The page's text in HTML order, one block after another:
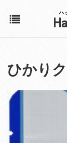
ハ
アカウント
カート
ひかり